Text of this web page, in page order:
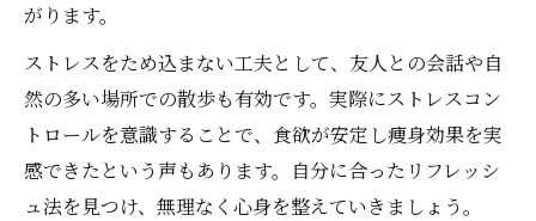
がります。
ストレスをため込まない工夫として、友人との会話や自
然の多い場所での散歩も有効です。実際にストレスコン
トロールを意識することで、食欲が安定し痩身効果を実
感できたという声もあります。自分に合ったリフレッシ
ュ法を見つけ、無理なく心身を整えていきましょう。